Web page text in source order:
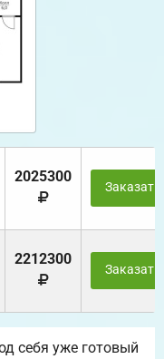
2025300
Заказать
2212300
Заказать
себя уже готовый